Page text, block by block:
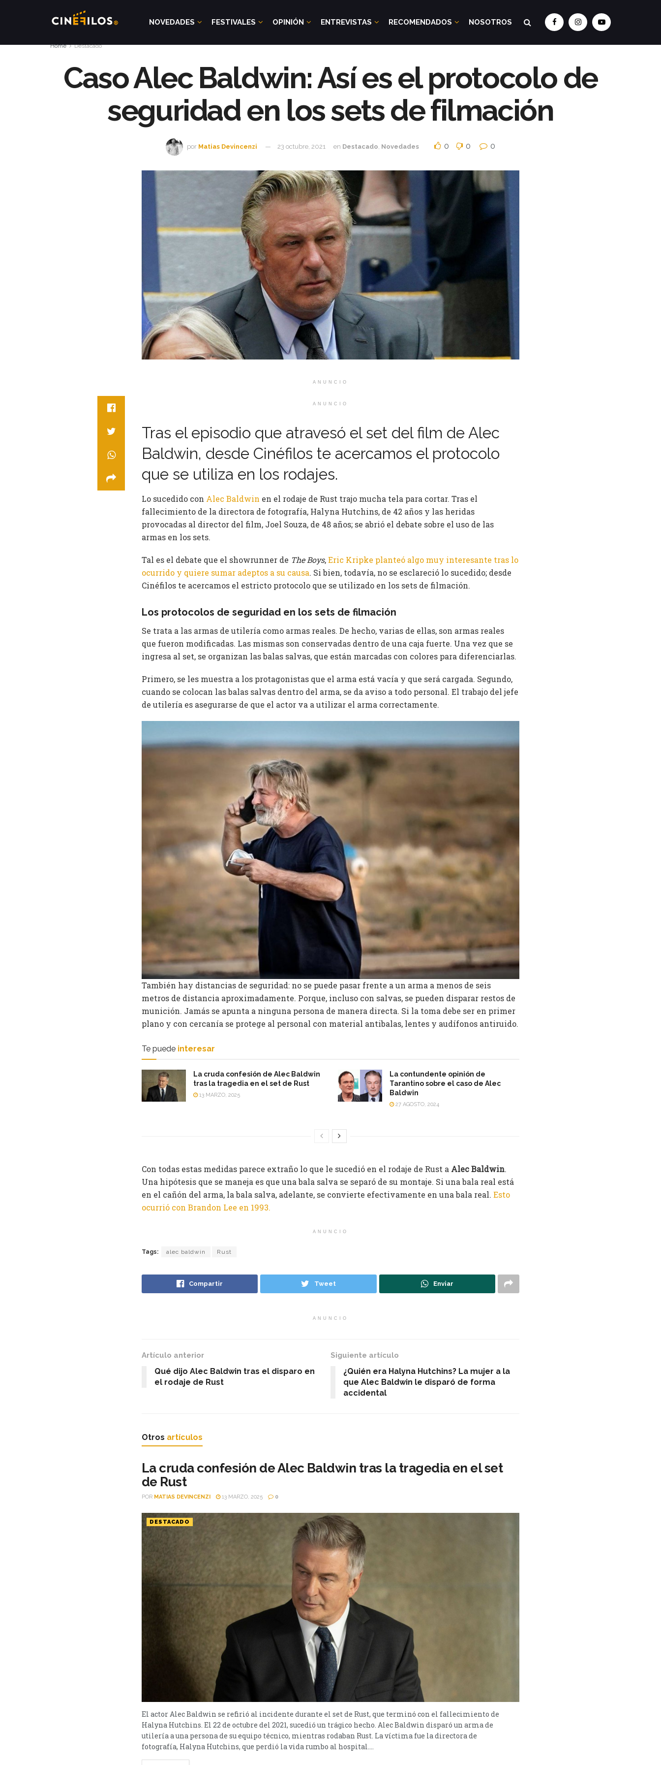
NOVEDADES FESTIVALES OPINIÓN ENTREVISTAS RECOMENDADOS NOSOTROS
Home Destacado
Caso Alec Baldwin: Así es el protocolo de
seguridad en los sets de filmación
por Matias Devincenzi 23 octubre, 2021 en Destacado Novedades 0 0 0
ANUNCIO
ANUNCIO
Tras el episodio que atravesó el set del film de Alec
Baldwin, desde Cinéfilos te acercamos el protocolo
que se utiliza en los rodajes.
Lo sucedido con Alec Baldwin en el rodaje de Rust trajo mucha tela para cortar. Tras el
fallecimiento de la directora de fotografía, Halyna Hutchins, de 42 años y las heridas
provocadas al director del film, Joel Souza, de 48 años; se abrió el debate sobre el uso de las
armas en los sets.
Tal es el debate que el showrunner de The Boys,Eric Kripke planteó algo muy interesante tras lo
ocurrido y quiere sumar adeptos a su causa. Si bien, todavía, no se esclareció lo sucedido; desde
Cinéfilos te acercamos el estricto protocolo que se utilizado en los sets de filmación.
Los protocolos de seguridad en los sets de filmación
Se trata a las armas de utilería como armas reales. De hecho, varias de ellas, son armas reales
que fueron modificadas. Las mismas son conservadas dentro de una caja fuerte. Una vez que se
ingresa al set, se organizan las balas salvas, que están marcadas con colores para diferenciarlas.
Primero, se les muestra a los protagonistas que el arma está vacía y que será cargada. Segundo,
cuando se colocan las balas salvas dentro del arma, se da aviso a todo personal. El trabajo del jefe
de utilería es asegurarse de que el actor va a utilizar el arma correctamente.
También hay distancias de seguridad: no se puede pasar frente a un arma a menos de seis
metros de distancia aproximadamente. Porque, incluso con salvas, se pueden disparar restos de
munición. Jamás se apunta a ninguna persona de manera directa. Si la toma debe ser en primer
plano y con cercanía se protege al personal con material antibalas, lentes y audífonos antiruido.
Te puede interesar
La cruda confesión de Alec Baldwin
tras la tragedia en el set de Rust
13 MARZO, 2025
La contundente opinión de
Tarantino sobre el caso de Alec
Baldwin
27 AGOSTO, 2024
Con todas estas medidas parece extraño lo que le sucedió en el rodaje de Rust a Alec Baldwin.
Una hipótesis que se maneja es que una bala salva se separó de su montaje. Si una bala real está
en el cañón del arma, la bala salva, adelante, se convierte efectivamente en una bala real. Esto
ocurrió con Brandon Lee en 1993.
ANUNCIO
Tags: alec baldwin Rust
Compartir Tweet Enviar
ANUNCIO
Artículo anterior
Qué dijo Alec Baldwin tras el disparo en
el rodaje de Rust
Siguiente artículo
¿Quién era Halyna Hutchins? La mujer a la
que Alec Baldwin le disparó de forma
accidental
Otros artículos
La cruda confesión de Alec Baldwin tras la tragedia en el set
de Rust
POR MATIAS DEVINCENZI 13 MARZO, 2025 0
DESTACADO
El actor Alec Baldwin se refirió al incidente durante el set de Rust, que terminó con el fallecimiento de
Halyna Hutchins. El 22 de octubre del 2021, sucedió un trágico hecho. Alec Baldwin disparó un arma de
utilería a una persona de su equipo técnico, mientras rodaban Rust. La víctima fue la directora de
fotografía, Halyna Hutchins, que perdió la vida rumbo al hospital....